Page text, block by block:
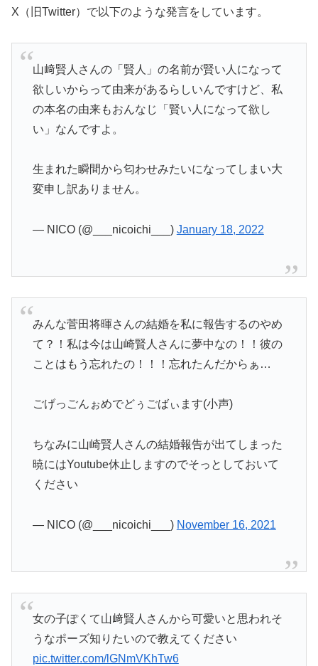
X（旧Twitter）で以下のような発言をしています。
山﨑賢人さんの「賢人」の名前が賢い人になって
欲しいからって由来があるらしいんですけど、私
の本名の由来もおんなじ「賢い人になって欲し
い」なんですよ。
生まれた瞬間から匂わせみたいになってしまい大
変申し訳ありません。
— NICO (@___nicoichi___) January 18, 2022
みんな菅田将暉さんの結婚を私に報告するのやめ
て？！私は今は山崎賢人さんに夢中なの！！彼の
ことはもう忘れたの！！！忘れたんだからぁ…
ごげっごんぉめでどぅごばぃます(小声)
ちなみに山崎賢人さんの結婚報告が出てしまった
暁にはYoutube休止しますのでそっとしておいて
ください
— NICO (@___nicoichi___) November 16, 2021
女の子ぽくて山﨑賢人さんから可愛いと思われそ
うなポーズ知りたいので教えてください
pic.twitter.com/lGNmVKhTw6